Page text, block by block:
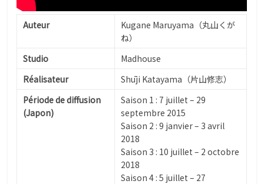
Auteur
Kugane Maruyama（丸山くが
ね）
Studio
Madhouse
Réalisateur
Shūji Katayama（片山修志）
Période de diffusion
(Japon)
Saison 1 : 7 juillet – 29
septembre 2015
Saison 2 : 9 janvier – 3 avril
2018
Saison 3 : 10 juillet – 2 octobre
2018
Saison 4 : 5 juillet – 27